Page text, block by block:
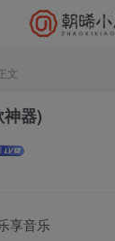
文
器)
享音乐